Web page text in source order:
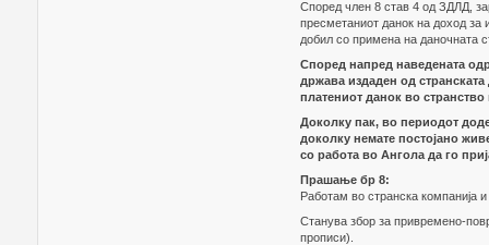
Според член 8 став 4 од ЗДЛД,
пресметаниот данок на доход за
добил со примена на даночната
Според напред наведената
држава издаден од
платениот данок во
Доколку пак, во периодот
доколку немате постојано
со работа во Ангола да го
Прашање бр 8:
Работам во странска компанија
Станува збор за привремено-
прописи).